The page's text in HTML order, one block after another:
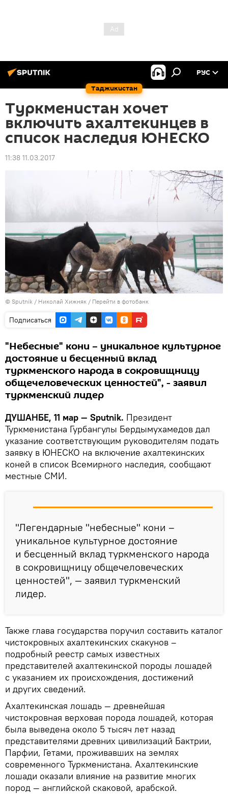
Таджикистан
РУС
Туркменистан хочет
включить ахалтекинцев в
список наследия ЮНЕСКО
11:38 11.03.2017
© Sputnik / Николай Хижняк / Перейти в фотобанк
Подписаться
"Небесные" кони – уникальное культурное
достояние и бесценный вклад
туркменского народа в сокровищницу
общечеловеческих ценностей", - заявил
туркменский лидер
ДУШАНБЕ, 11 мар — Sputnik. Президент
Туркмениcтана Гурбангулы Бердымухамедов дал
указание соответствующим руководителям подать
заявку в ЮНЕСКО на включение ахалтекинских
коней в список Всемирного наследия, сообщают
местные СМИ.
"Легендарные "небесные" кони –
уникальное культурное достояние
и бесценный вклад туркменского народа
в сокровищницу общечеловеческих
ценностей", — заявил туркменский
лидер.
Также глава государства поручил составить каталог
чистокровных ахалтекинских скакунов –
подробный реестр самых известных
представителей ахалтекинской породы лошадей
с указанием их происхождения, достижений
и других сведений.
Ахалтекинская лошадь — древнейшая
чистокровная верховая порода лошадей, которая
была выведена около 5 тысяч лет назад
представителями древних цивилизаций Бактрии,
Парфии, Гетами, проживавших на землях
современного Туркменистана. Ахалтекинские
лошади оказали влияние на развитие многих
пород — английской скаковой, арабской.